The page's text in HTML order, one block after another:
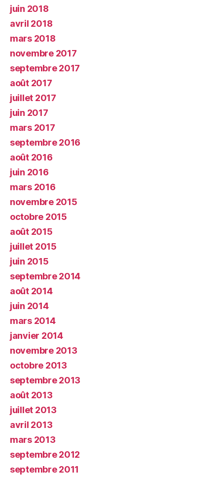
juin 2018
avril 2018
mars 2018
novembre 2017
septembre 2017
août 2017
juillet 2017
juin 2017
mars 2017
septembre 2016
août 2016
juin 2016
mars 2016
novembre 2015
octobre 2015
août 2015
juillet 2015
juin 2015
septembre 2014
août 2014
juin 2014
mars 2014
janvier 2014
novembre 2013
octobre 2013
septembre 2013
août 2013
juillet 2013
avril 2013
mars 2013
septembre 2012
septembre 2011